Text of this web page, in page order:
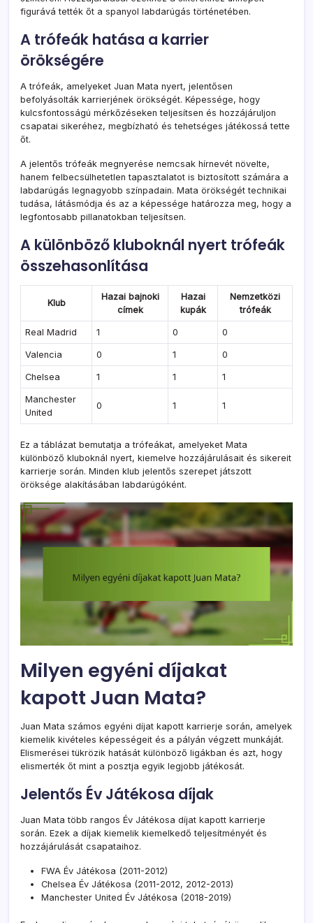
figurává tették őt a spanyol labdarúgás történetében.
A trófeák hatása a karrier
örökségére
A trófeák, amelyeket Juan Mata nyert, jelentősen
befolyásolták karrierjének örökségét. Képessége, hogy
kulcsfontosságú mérkőzéseken teljesítsen és hozzájáruljon
csapatai sikeréhez, megbízható és tehetséges játékossá tette
őt.
A jelentős trófeák megnyerése nemcsak hírnevét növelte,
hanem felbecsülhetetlen tapasztalatot is biztosított számára a
labdarúgás legnagyobb színpadain. Mata örökségét technikai
tudása, látásmódja és az a képessége határozza meg, hogy a
legfontosabb pillanatokban teljesítsen.
A különböző kluboknál nyert trófeák
összehasonlítása
Klub
Hazai bajnoki
címek
Hazai
kupák
Nemzetközi
trófeák
Real Madrid 1 0 0
Valencia 0 1 0
Chelsea 1 1 1
Manchester
United
0 1 1
Ez a táblázat bemutatja a trófeákat, amelyeket Mata
különböző kluboknál nyert, kiemelve hozzájárulásait és sikereit
karrierje során. Minden klub jelentős szerepet játszott
öröksége alakításában labdarúgóként.
Milyen egyéni díjakat
kapott Juan Mata?
Juan Mata számos egyéni díjat kapott karrierje során, amelyek
kiemelik kivételes képességeit és a pályán végzett munkáját.
Elismerései tükrözik hatását különböző ligákban és azt, hogy
elismerték őt mint a posztja egyik legjobb játékosát.
Jelentős Év Játékosa díjak
Juan Mata több rangos Év Játékosa díjat kapott karrierje
során. Ezek a díjak kiemelik kiemelkedő teljesítményét és
hozzájárulását csapataihoz.
FWA Év Játékosa (2011-2012)
Chelsea Év Játékosa (2011-2012, 2012-2013)
Manchester United Év Játékosa (2018-2019)